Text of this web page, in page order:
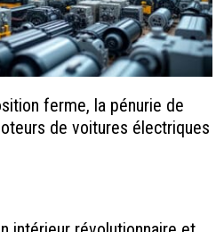
ferme, la pénurie de
de voitures électriques